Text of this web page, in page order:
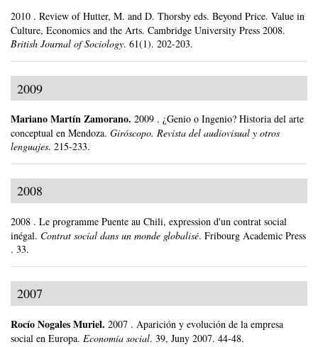
2010 . Review of Hutter, M. and D. Thorsby eds. Beyond Price. Value in
Culture, Economics and the Arts. Cambridge University Press 2008.
British Journal of Sociology. 61(1). 202-203.
2009
Mariano Martín Zamorano. 2009 . ¿Genio o Ingenio? Historia del arte
conceptual en Mendoza. Giróscopo. Revista del audiovisual y otros
lenguajes. 215-233.
2008
2008 . Le programme Puente au Chili, expression d'un contrat social
inégal. Contrat social dans un monde globalisé. Fribourg Academic Press
. 33.
2007
Rocío Nogales Muriel. 2007 . Aparición y evolución de la empresa
social en Europa. Economía social. 39, Juny 2007. 44-48.